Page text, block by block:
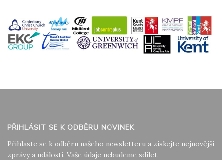
PŘIHLÁSIT SE K ODBĚRU NOVINEK
Přihlaste se k odběru našeho newsletteru a získejte nejnovější
zprávy a události. Vaše údaje nebudeme sdílet.